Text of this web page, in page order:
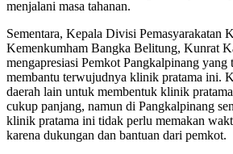
menjalani masa tahanan.
Sementara, Kepala Divisi Pemasyarakatan
Kemenkumham Bangka Belitung, Kunrat
mengapresiasi Pemkot Pangkalpinang yang
membantu terwujudnya klinik pratama ini.
daerah lain untuk membentuk klinik
cukup panjang, namun di Pangkalpinang
klinik pratama ini tidak perlu memakan
karena dukungan dan bantuan dari pemkot.